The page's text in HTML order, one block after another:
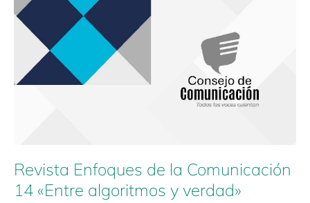
Revista Enfoques de la Comunicación
14 «Entre algoritmos y verdad»